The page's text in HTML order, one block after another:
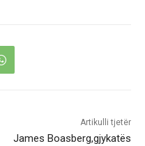
Artikulli tjetër
James Boasberg,gjykatës